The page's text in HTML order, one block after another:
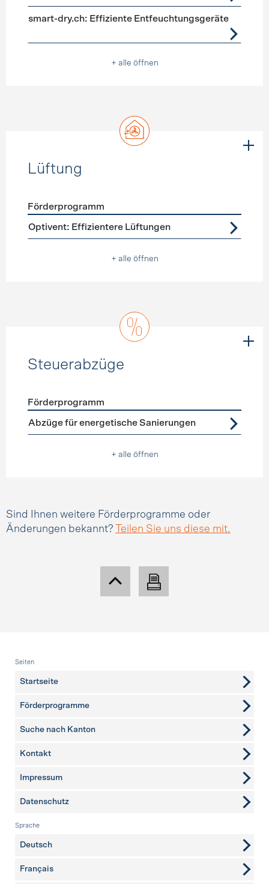
smart-dry.ch: Effiziente Entfeuchtungsgeräte
+ alle öffnen
Lüftung
Förderprogramme Lüftung
Förderprogramm
Optivent: Effizientere Lüftungen
+ alle öffnen
Steuerabzüge
Förderprogramme Steuerabzüge
Förderprogramm
Abzüge für energetische Sanierungen
+ alle öffnen
Sind Ihnen weitere Förderprogramme oder
Änderungen bekannt?
Teilen Sie uns diese mit.
Fusszeile
Seiten
Startseite
Förderprogramme
Suche nach Kanton
weitere Seiten
Kontakt
Impressum
Datenschutz
Sprache
Deutsch
Français